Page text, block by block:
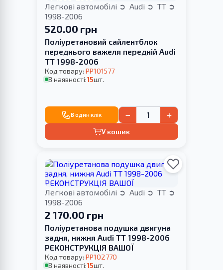
Легкові автомобілі Audi
TT
1998-2006
520.00 грн
Поліуретановий сайлентблок
переднього важеля передній Audi
TT 1998-2006
Код товару: PP101577
В наявності:15шт.
В один клік − +
У кошик
Легкові автомобілі Audi
TT
1998-2006
2 170.00 грн
Поліуретанова подушка двигуна
задня, нижня Audi TT 1998-2006
РЕКОНСТРУКЦІЯ ВАШОЇ
Код товару: PP102770
В наявності:15шт.